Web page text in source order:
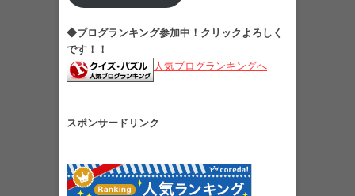
◆ブログランキング参加中！クリックよろしく
です！！
人気ブログランキングへ
スポンサードリンク